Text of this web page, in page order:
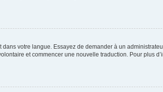
votre langue. Essayez de demander à un
et commencer une nouvelle traduction. Pour plus